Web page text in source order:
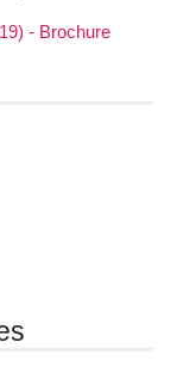
- Brochure